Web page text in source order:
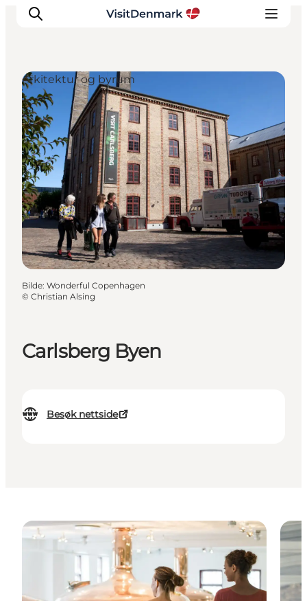
Inspirasjon
Reisemål
Aktiviteter
Overnatting
Planlegg reisen
Carlsberg Byen
Besøk nettside
Arkitektur og byrum
Bilde: Wonderful Copenhagen
© Christian Alsing